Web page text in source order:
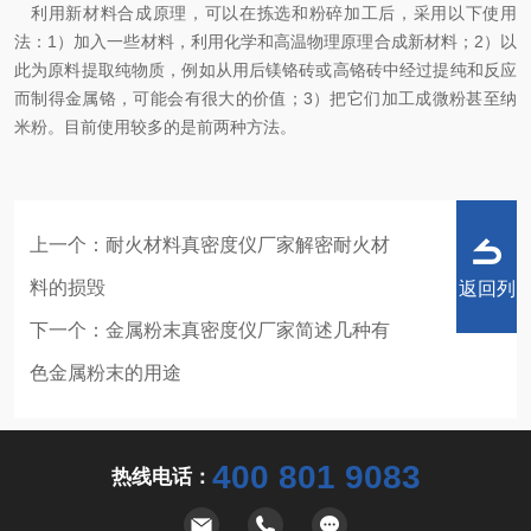
利用新材料合成原理，可以在拣选和粉碎加工后，采用以下使用
法：1）加入一些材料，利用化学和高温物理原理合成新材料；2）以
此为原料提取纯物质，例如从用后镁铬砖或高铬砖中经过提纯和反应
而制得金属铬，可能会有很大的价值；3）把它们加工成微粉甚至纳
米粉。目前使用较多的是前两种方法。
上一个： 耐火材料真密度仪厂家解密耐火材
料的损毁
下一个： 金属粉末真密度仪厂家简述几种有
色金属粉末的用途
返回列
热线电话： 400 801 9083